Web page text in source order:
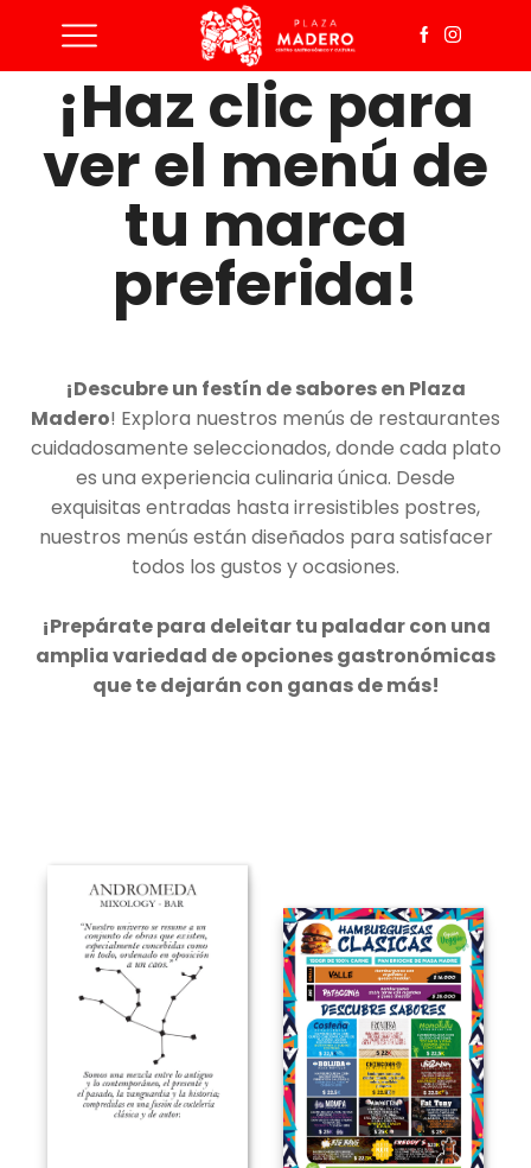
¡Haz clic para
ver el menú de
tu marca
preferida!
¡Descubre un festín de sabores en Plaza
Madero! Explora nuestros menús de restaurantes
cuidadosamente seleccionados, donde cada plato
es una experiencia culinaria única. Desde
exquisitas entradas hasta irresistibles postres,
nuestros menús están diseñados para satisfacer
todos los gustos y ocasiones.
¡Prepárate para deleitar tu paladar con una
amplia variedad de opciones gastronómicas
que te dejarán con ganas de más!